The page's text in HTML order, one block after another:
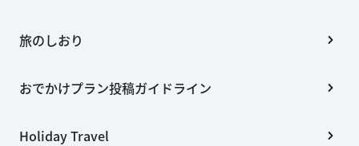
旅のしおり
おでかけプラン投稿ガイドライン
Holiday Travel